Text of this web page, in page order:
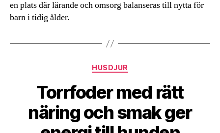
en plats där lärande och omsorg balanseras till nytta för
barn i tidig ålder.
Kategorier
HUSDJUR
Torrfoder med rätt
näring och smak ger